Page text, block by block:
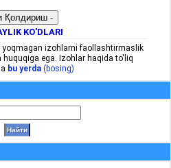
KO'DLARI
yoqmagan izohlarni faollashtirmaslik
ega. Izohlar haqida to'liq
bu yerda (bosing)